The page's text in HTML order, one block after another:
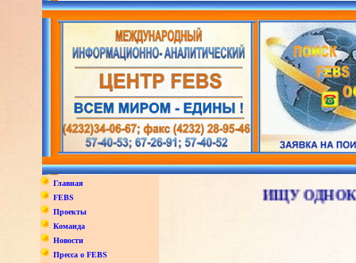
Главная
FEBS
Проекты
Команда
Новости
Пресса о FEBS
ИЩУ